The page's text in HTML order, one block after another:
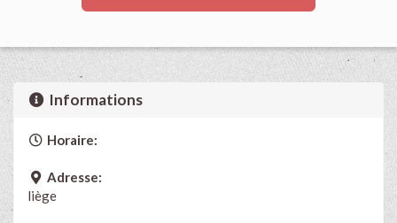
Informations
Horaire:
Adresse:
liège